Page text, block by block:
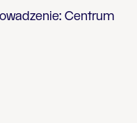
Centrum